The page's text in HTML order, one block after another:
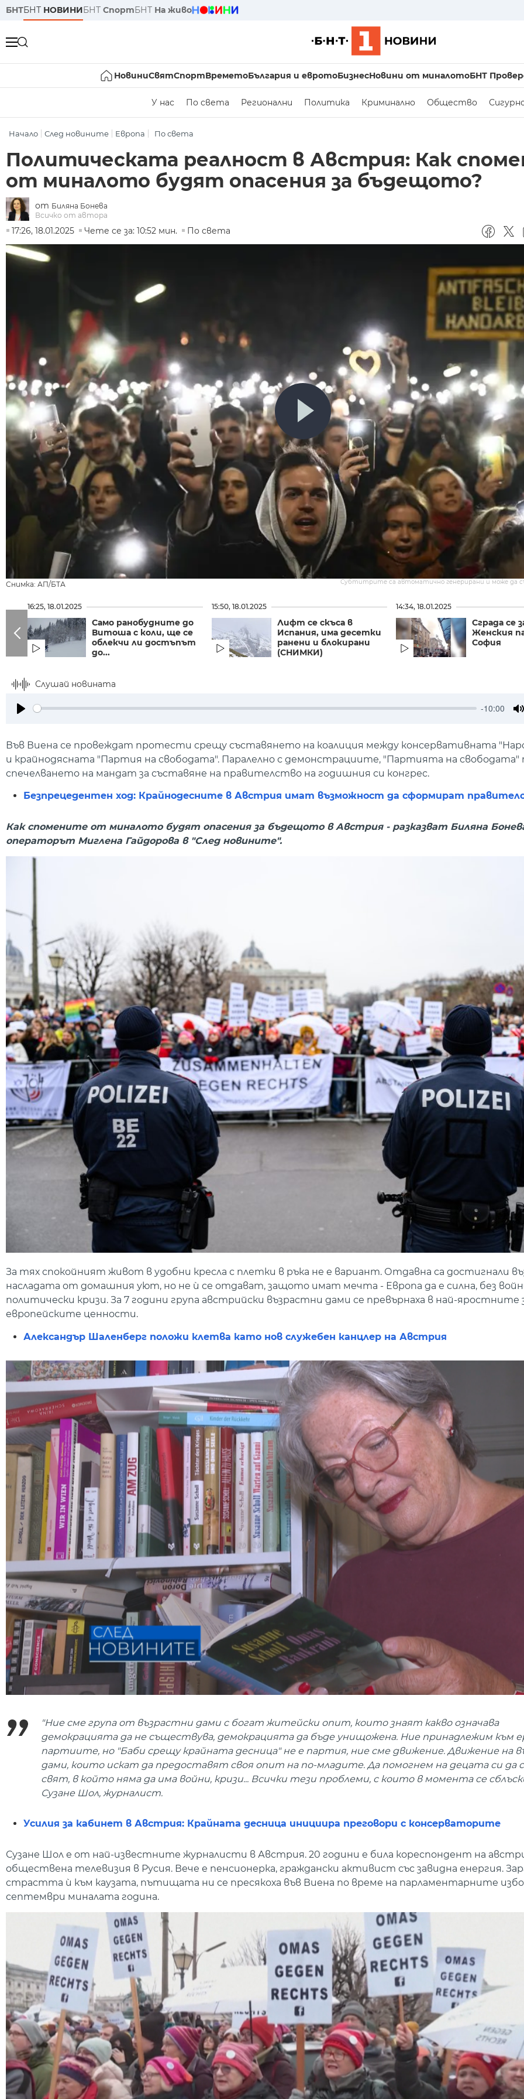
БНТБНТ НОВИНИБНТ СпортБНТ На живо
НовиниСвятСпортВреметоБългария и евротоБизнесНовини от миналотоБНТ
У нас По света Регионални Политика Криминално Общество
Начало След новините Европа По света
Политическата реалност в Австрия: Как
от миналото будят опасения за бъдещото?
от Биляна Бонева
Всичко от автора
17:26, 18.01.2025
Чете се за: 10:52 мин. По света
Снимка: АП/БТА Субтитрите са автоматично генерирани и може да
16:25, 18.01.2025
Само ранобудните до
Витоша с коли, ще се
облекчи ли достъпът
до...
15:50, 18.01.2025
Лифт се скъса в
Испания, има десетки
ранени и блокирани
(СНИМКИ)
14:34, 18.01.2025
Сграда се
Женския
София
Слушай новината
-10:00
Във Виена се провеждат протести срещу съставянето на коалиция между консервативната
и крайнодясната "Партия на свободата". Паралелно с демонстрациите, "Партията на свободата"
спечелването на мандат за съставяне на правителство на годишния си конгрес.
Безпрецедентен ход: Крайнодесните в Австрия имат възможност да сформират
Как спомените от миналото будят опасения за бъдещото в Австрия - разказват Биляна
операторът Миглена Гайдорова в "След новините".
За тях спокойният живот в удобни кресла с плетки в ръка не е вариант. Отдавна са достигнали
насладата от домашния уют, но не ѝ се отдават, защото имат мечта - Европа да е силна, без
политически кризи. За 7 години група австрийски възрастни дами се превърнаха в най-
европейските ценности.
Александър Шаленберг положи клетва като нов служебен канцлер на Австрия
"Ние сме група от възрастни дами с богат житейски опит, които знаят какво означава
демокрацията да не съществува, демокрацията да бъде унищожена. Ние принадлежим към
партиите, но "Баби срещу крайната десница" не е партия, ние сме движение. Движение на
дами, които искат да предоставят своя опит на по-младите. Да помогнем на децата си да
свят, в който няма да има войни, кризи... Всички тези проблеми, с които в момента се
Сузане Шол, журналист.
Усилия за кабинет в Австрия: Крайната десница инициира преговори с консерваторите
Сузане Шол е от най-известните журналисти в Австрия. 20 години е била кореспондент на
обществена телевизия в Русия. Вече е пенсионерка, граждански активист със завидна енергия.
страстта ѝ към каузата, пътищата ни се пресякоха във Виена по време на парламентарните
септември миналата година.